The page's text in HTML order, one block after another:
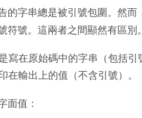
的字串總是被引號包圍。然而
符號。這兩者之間顯然有區別
寫在原始碼中的字串（包括引
在輸出上的值（不含引號）。
面值：